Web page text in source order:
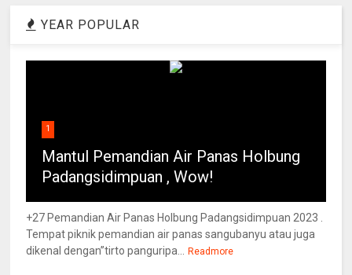
YEAR POPULAR
1
Mantul Pemandian Air Panas Holbung
Padangsidimpuan , Wow!
+27 Pemandian Air Panas Holbung Padangsidimpuan 2023 .
Tempat piknik pemandian air panas sangubanyu atau juga
dikenal dengan”tirto panguripa...
Readmore